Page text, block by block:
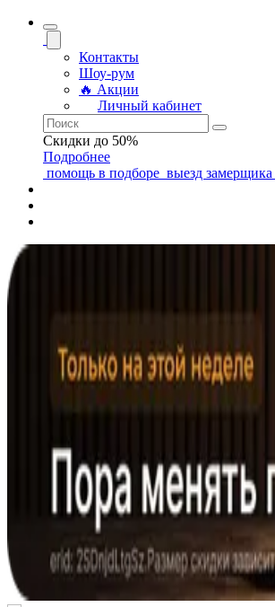
Контакты
Шоу-рум
🔥 Акции
Личный кабинет
Скидки до 50%
Подробнее
помощь в подборе выезд замерщика